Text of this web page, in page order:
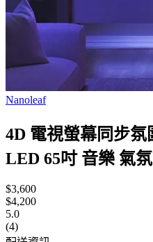
Nanoleaf
4D 電視螢幕同步
LED 65吋 音樂 氣
$3,600
$4,200
5.0
(4)